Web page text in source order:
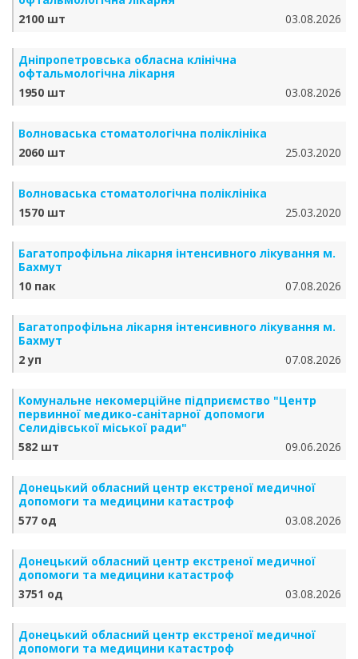
2100 шт
03.08.2026
Дніпропетровська обласна клінічна
офтальмологічна лікарня
1950 шт
03.08.2026
Волноваська стоматологічна поліклініка
2060 шт
25.03.2020
Волноваська стоматологічна поліклініка
1570 шт
25.03.2020
Багатопрофільна лікарня інтенсивного лікування м.
Бахмут
10 пак
07.08.2026
Багатопрофільна лікарня інтенсивного лікування м.
Бахмут
2 уп
07.08.2026
Комунальне некомерційне підприємство "Центр
первинної медико-санітарної допомоги
Селидівської міської ради"
582 шт
09.06.2026
Донецький обласний центр екстреної медичної
допомоги та медицини катастроф
577 од
03.08.2026
Донецький обласний центр екстреної медичної
допомоги та медицини катастроф
3751 од
03.08.2026
Донецький обласний центр екстреної медичної
допомоги та медицини катастроф